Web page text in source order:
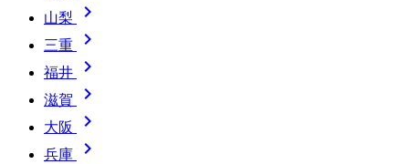
山梨 
三重 
福井 
滋賀 
大阪 
兵庫 